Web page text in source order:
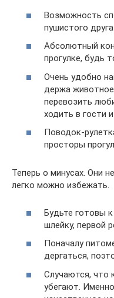
Возможность
пушистого
Абсолютный
прогулке, будь
Очень удобно
держа
перевозить
ходить в гости
Поводок-
просторы
Теперь о минусах. Они
легко можно избежать.
Будьте готовы
шлейку, первой
Поначалу
дергаться,
Случаются, что
убегают.